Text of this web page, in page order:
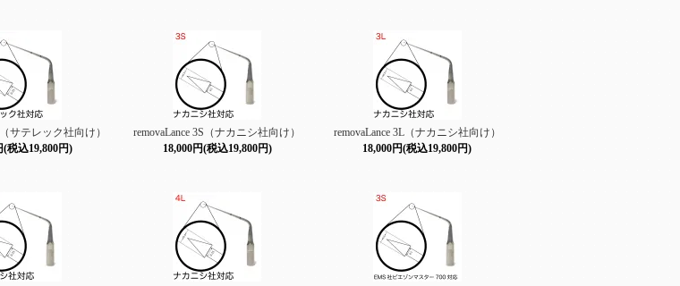
サテレック社向け）
(税込19,800円)
removaLance 3S（ナカニシ社向け）
18,000円(税込19,800円)
removaLance 3L（ナカニシ社向け）
18,000円(税込19,800円)